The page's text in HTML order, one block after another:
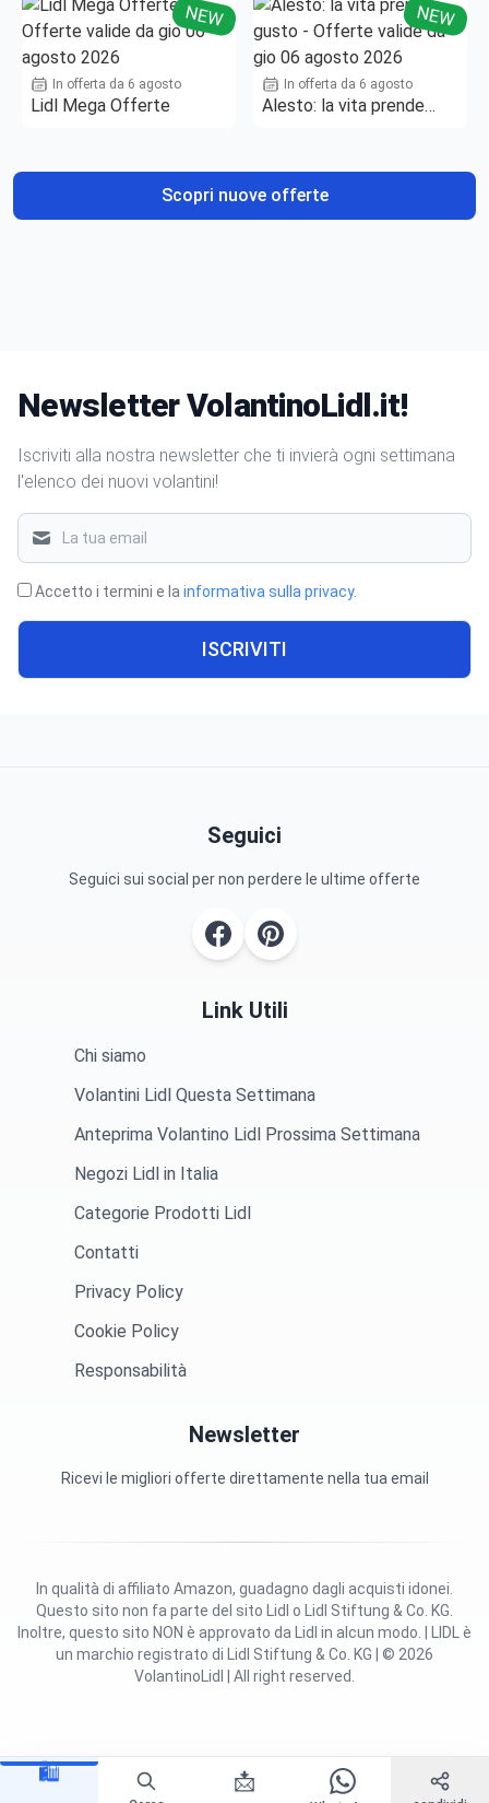
NEW
In offerta da 6 agosto
Lidl Mega Offerte
NEW
In offerta da 6 agosto
Alesto: la vita prende
Scopri nuove offerte
🛍️ 📩
Newsletter VolantinoLidl.it!
Iscriviti alla nostra newsletter che ti invierà ogni settimana
l'elenco dei nuovi volantini!
Accetto i termini e la informativa sulla privacy.
ISCRIVITI
Seguici
Seguici sui social per non perdere le ultime offerte
Link Utili
Chi siamo
Volantini Lidl Questa Settimana
Anteprima Volantino Lidl Prossima Settimana
Negozi Lidl in Italia
Categorie Prodotti Lidl
Contatti
Privacy Policy
Cookie Policy
Responsabilità
Newsletter
Ricevi le migliori offerte direttamente nella tua email
Questo sito non fa parte del sito Lidl o Lidl Stiftung & Co. KG.
Inoltre, questo sito NON è approvato da Lidl in alcun modo. | LIDL è
un marchio registrato di Lidl Stiftung & Co. KG | © 2026
VolantinoLidl | All right reserved.
In qualità di affiliato Amazon, guadagno dagli acquisti idonei.